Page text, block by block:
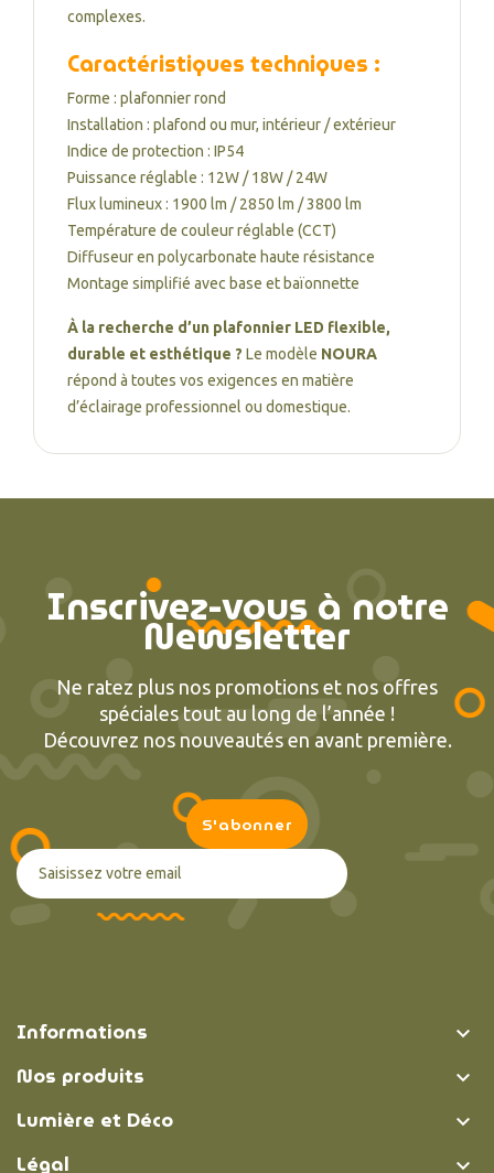
complexes.
Caractéristiques techniques :
Forme : plafonnier rond
Installation : plafond ou mur, intérieur / extérieur
Indice de protection : IP54
Puissance réglable : 12W / 18W / 24W
Flux lumineux : 1900 lm / 2850 lm / 3800 lm
Température de couleur réglable (CCT)
Diffuseur en polycarbonate haute résistance
Montage simplifié avec base et baïonnette
À la recherche d’un plafonnier LED flexible,
durable et esthétique ? Le modèle NOURA
répond à toutes vos exigences en matière
d’éclairage professionnel ou domestique.
Inscrivez-vous à notre
Newsletter
Ne ratez plus nos promotions et nos offres
spéciales tout au long de l’année !
Découvrez nos nouveautés en avant première.
Informations 
Nos produits 
Lumière et Déco 
Légal 